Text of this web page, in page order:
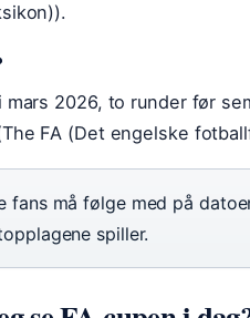
2026, to runder før
FA (Det engelske
fans må følge med på
spiller.